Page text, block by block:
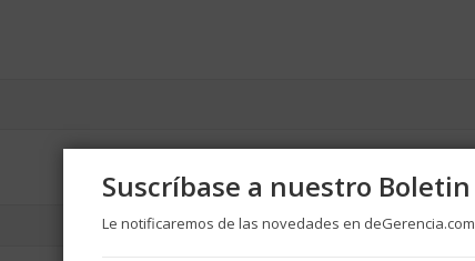
Suscríbase a nuestro Boletin
Le notificaremos de las novedades en deGerencia.com